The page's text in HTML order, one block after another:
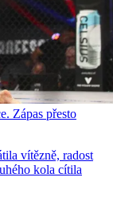
Zápas přesto
vítězně, radost
kola cítila